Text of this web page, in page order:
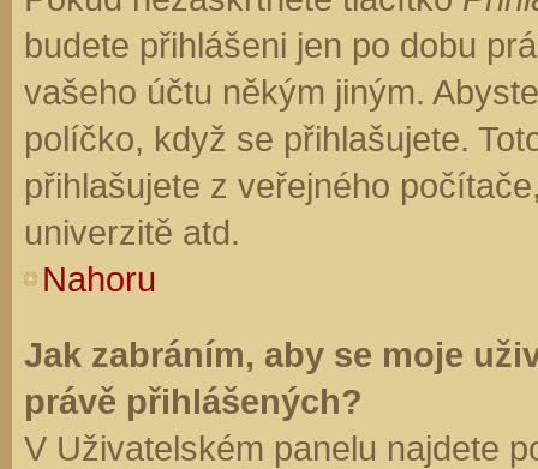
budete přihlášeni jen po dobu
vašeho účtu někým jiným.
políčko, když se přihlašujete.
přihlašujete z veřejného
univerzitě atd.
Nahoru
Jak zabráním, aby se moje
právě přihlášených?
V Uživatelském panelu najdete